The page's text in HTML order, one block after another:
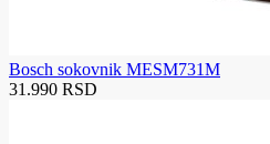
Bosch sokovnik MESM731M
31.990 RSD